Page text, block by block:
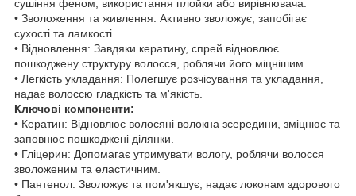
сушіння феном, використання плойки або вирівнювача.
• Зволоження та живлення: Активно зволожує, запобігає
сухості та ламкості.
• Відновлення: Завдяки кератину, спрей відновлює
пошкоджену структуру волосся, роблячи його міцнішим.
• Легкість укладання: Полегшує розчісування та укладання,
надає волоссю гладкість та м'якість.
Ключові компоненти:
• Кератин: Відновлює волосяні волокна зсередини, зміцнює та
заповнює пошкоджені ділянки.
• Гліцерин: Допомагає утримувати вологу, роблячи волосся
зволоженим та еластичним.
• Пантенол: Зволожує та пом'якшує, надає локонам здорового